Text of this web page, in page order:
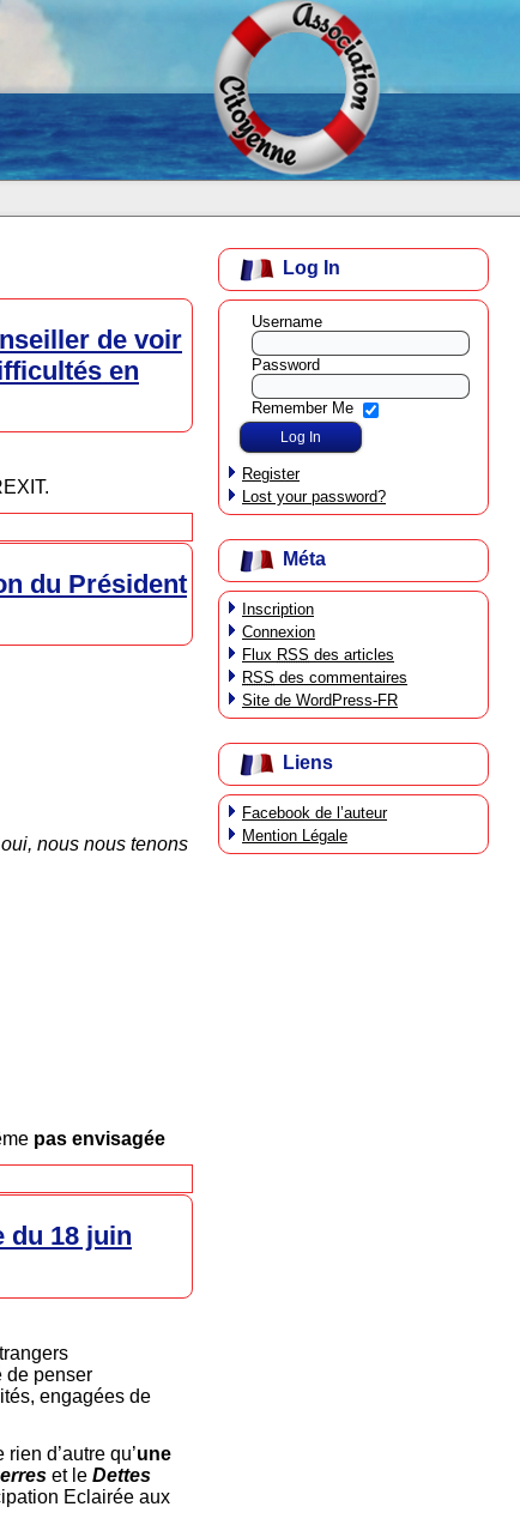
de voir
en
du Président
nous nous tenons
pas envisagée
du 18 juin
de penser
engagées de
d’autre qu’une
et le Dettes
Eclairée aux
Log In
Username
Password
Remember Me
Register
Lost your password?
Méta
Inscription
Connexion
Flux RSS des articles
RSS des commentaires
Site de WordPress-FR
Liens
Facebook de l’auteur
Mention Légale